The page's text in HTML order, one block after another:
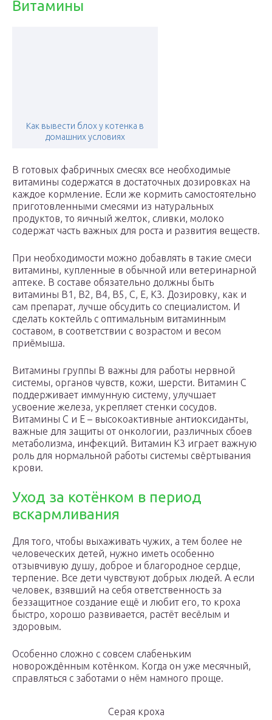
Витамины
Как вывести блох у котенка в
домашних условиях
В готовых фабричных смесях все необходимые
витамины содержатся в достаточных дозировках на
каждое кормление. Если же кормить самостоятельно
приготовленными смесями из натуральных
продуктов, то яичный желток, сливки, молоко
содержат часть важных для роста и развития веществ.
При необходимости можно добавлять в такие смеси
витамины, купленные в обычной или ветеринарной
аптеке. В составе обязательно должны быть
витамины В1, В2, В4, В5, С, Е, К3. Дозировку, как и
сам препарат, лучше обсудить со специалистом. И
сделать коктейль с оптимальным витаминным
составом, в соответствии с возрастом и весом
приёмыша.
Витамины группы В важны для работы нервной
системы, органов чувств, кожи, шерсти. Витамин С
поддерживает иммунную систему, улучшает
усвоение железа, укрепляет стенки сосудов.
Витамины С и Е – высокоактивные антиоксиданты,
важные для защиты от онкологии, различных сбоев
метаболизма, инфекций. Витамин К3 играет важную
роль для нормальной работы системы свёртывания
крови.
Уход за котёнком в период
вскармливания
Для того, чтобы выхаживать чужих, а тем более не
человеческих детей, нужно иметь особенно
отзывчивую душу, доброе и благородное сердце,
терпение. Все дети чувствуют добрых людей. А если
человек, взявший на себя ответственность за
беззащитное создание ещё и любит его, то кроха
быстро, хорошо развивается, растёт весёлым и
здоровым.
Особенно сложно с совсем слабеньким
новорождённым котёнком. Когда он уже месячный,
справляться с заботами о нём намного проще.
Серая кроха